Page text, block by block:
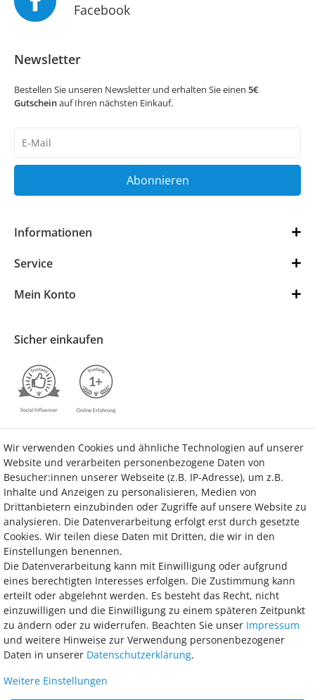
Facebook
Newsletter
Bestellen Sie unseren Newsletter und erhalten Sie einen 5€
Gutscheinauf Ihren nächsten Einkauf.
Honig
Abonnieren
Informationen
Service
Mein Konto
Sicher einkaufen
Vertrag widerrufen Kontakt
Bezahlung
Wir bieten Ihnen viele Möglichkeiten einer sicheren und bequemen
Bezahlung.
Wir verwenden Cookies und ähnliche Technologien auf unserer
Website und verarbeiten personenbezogene Daten von
Besucher:innen unserer Webseite (z.B. IP-Adresse), um z.B.
Inhalte und Anzeigen zu personalisieren, Medien von
Drittanbietern einzubinden oder Zugriffe auf unsere Website zu
analysieren. Die Datenverarbeitung erfolgt erst durch gesetzte
Cookies. Wir teilen diese Daten mit Dritten, die wir in den
Einstellungen benennen.
Die Datenverarbeitung kann mit Einwilligung oder aufgrund
eines berechtigten Interesses erfolgen. Die Zustimmung kann
erteilt oder abgelehnt werden. Es besteht das Recht, nicht
einzuwilligen und die Einwilligung zu einem späteren Zeitpunkt
zu ändern oder zu widerrufen. Beachten Sie unser Impressum
und weitere Hinweise zur Verwendung personenbezogener
Daten in unserer Daten­schutz­erklärung.
Weitere Einstellungen